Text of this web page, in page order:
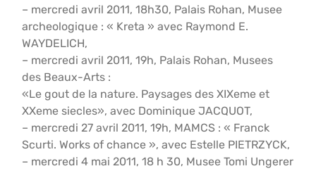
– mercredi avril 2011, 18h30, Palais Rohan, Musee
archeologique : « Kreta » avec Raymond E.
WAYDELICH,
– mercredi avril 2011, 19h, Palais Rohan, Musees
des Beaux-Arts :
«Le gout de la nature. Paysages des XIXeme et
XXeme siecles», avec Dominique JACQUOT,
– mercredi 27 avril 2011, 19h, MAMCS : « Franck
Scurti. Works of chance », avec Estelle PIETRZYCK,
– mercredi 4 mai 2011, 18 h 30, Musee Tomi Ungerer